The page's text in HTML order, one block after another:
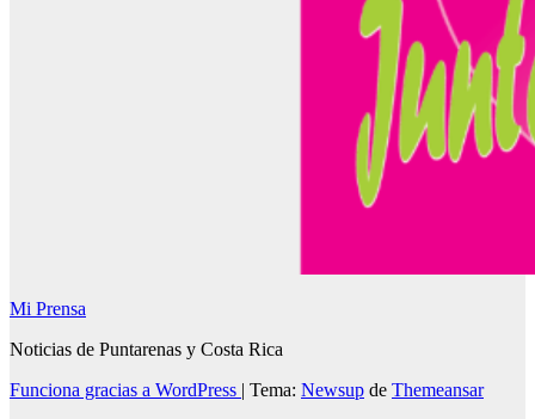
Mi Prensa
Noticias de Puntarenas y Costa Rica
Funciona gracias a WordPress | Tema: Newsup de Themeansar